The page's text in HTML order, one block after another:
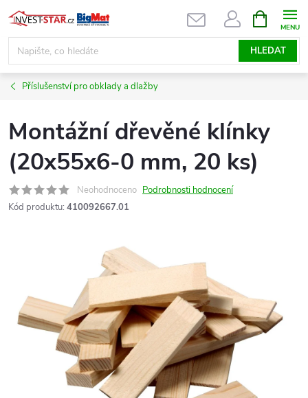
Přejít
na
obsah
HLEDAT
NÁKUPNÍ
KOŠÍK
Příslušenství pro obklady a dlažby
Montážní dřevěné klínky
(20x55x6-0 mm, 20 ks)
Neohodnoceno Podrobnosti hodnocení
Kód produktu: 410092667.01